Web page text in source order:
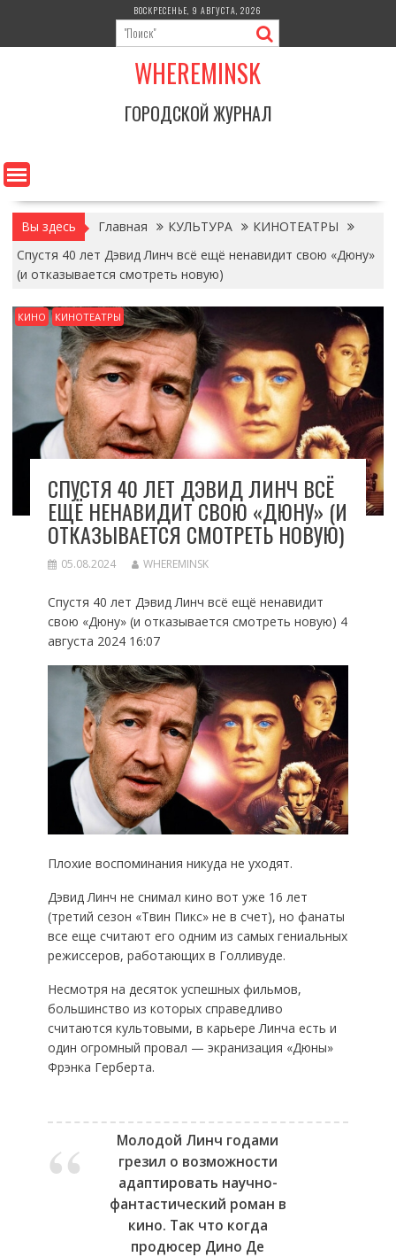
содержимому
ВОСКРЕСЕНЬЕ, 9 АВГУСТА, 2026
WHEREMINSK
ГОРОДСКОЙ ЖУРНАЛ
Вы здесь Главная КУЛЬТУРА
КИНОТЕАТРЫ
Спустя 40 лет Дэвид Линч всё ещё ненавидит свою «Дюну»
(и отказывается смотреть новую)
КИНО КИНОТЕАТРЫ
СПУСТЯ 40 ЛЕТ ДЭВИД ЛИНЧ ВСЁ
ЕЩЁ НЕНАВИДИТ СВОЮ «ДЮНУ» (И
ОТКАЗЫВАЕТСЯ СМОТРЕТЬ НОВУЮ)
05.08.2024 WHEREMINSK
Спустя 40 лет Дэвид Линч всё ещё ненавидит
свою «Дюну» (и отказывается смотреть новую) 4
августа 2024 16:07
Плохие воспоминания никуда не уходят.
Дэвид Линч не снимал кино вот уже 16 лет
(третий сезон «Твин Пикс» не в счет), но фанаты
все еще считают его одним из самых гениальных
режиссеров, работающих в Голливуде.
Несмотря на десяток успешных фильмов,
большинство из которых справедливо
считаются культовыми, в карьере Линча есть и
один огромный провал — экранизация «Дюны»
Фрэнка Герберта.
Молодой Линч годами
грезил о возможности
адаптировать научно-
фантастический роман в
кино. Так что когда
продюсер Дино Де